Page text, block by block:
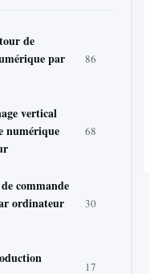
de
par
86
vertical
numérique
68
commande
ordinateur
30
17